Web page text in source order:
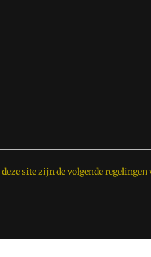
site zijn de volgende regelingen